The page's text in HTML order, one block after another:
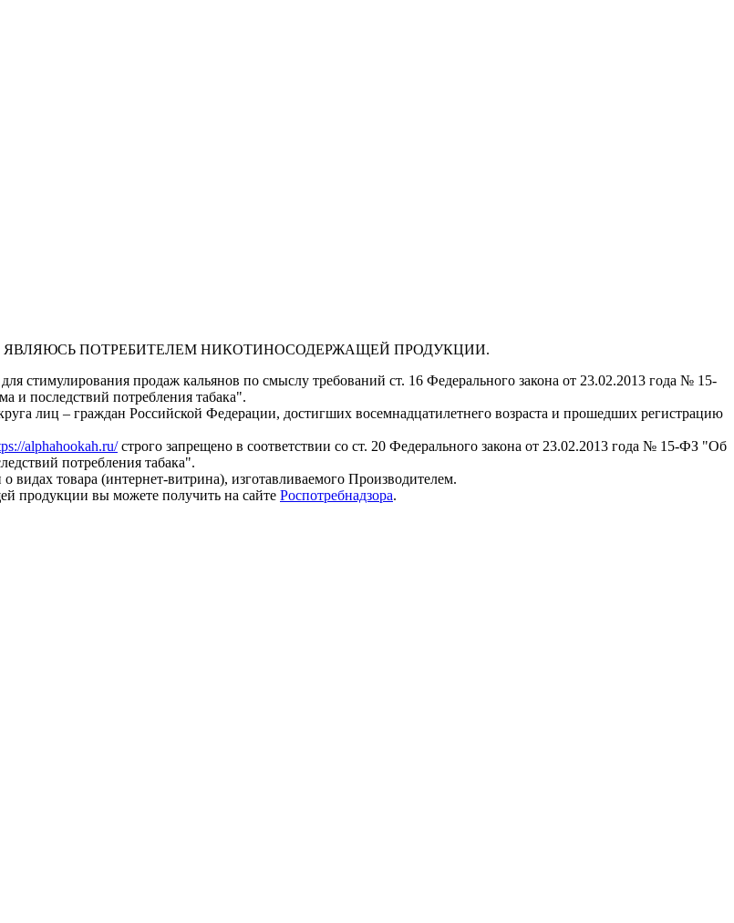
ЯВЛЯЮСЬ ПОТРЕБИТЕЛЕМ НИКОТИНОСОДЕРЖАЩЕЙ ПРОДУКЦИИ.
стимулирования продаж кальянов по смыслу требований ст. 16 Федерального закона от 23.02.2013 года № 15-
и последствий потребления табака".
лиц – граждан Российской Федерации, достигших восемнадцатилетнего возраста и прошедших регистрацию
alphahookah.ru/строго запрещено в соответствии со ст. 20 Федерального закона от 23.02.2013 года № 15-ФЗ "Об
потребления табака".
товара (интернет-витрина), изготавливаемого Производителем.
продукции вы можете получить на сайте Роспотребнадзора.